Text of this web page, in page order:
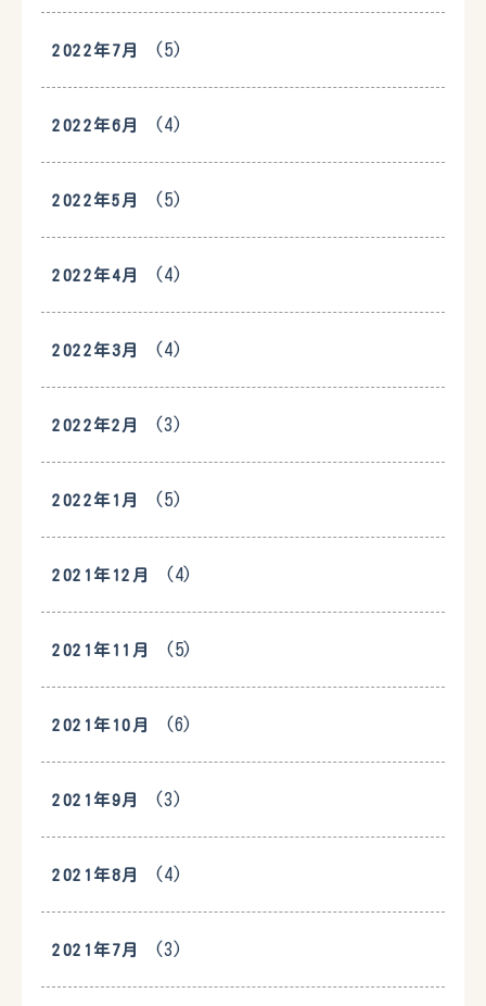
2022年7月 (5)
2022年6月 (4)
2022年5月 (5)
2022年4月 (4)
2022年3月 (4)
2022年2月 (3)
2022年1月 (5)
2021年12月 (4)
2021年11月 (5)
2021年10月 (6)
2021年9月 (3)
2021年8月 (4)
2021年7月 (3)